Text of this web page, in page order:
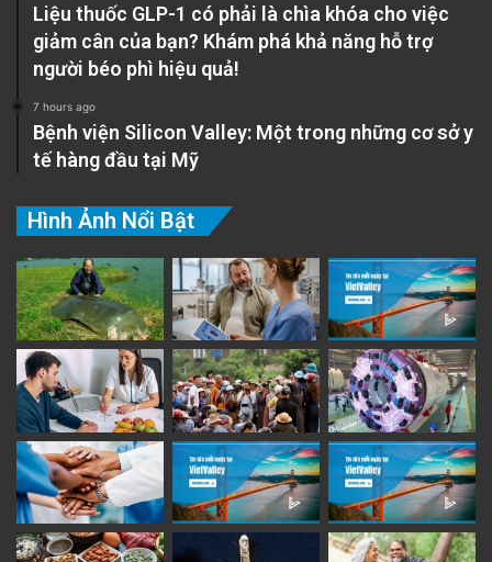
Liệu thuốc GLP-1 có phải là chìa khóa cho việc
giảm cân của bạn? Khám phá khả năng hỗ trợ
người béo phì hiệu quả!
7 hours ago
Bệnh viện Silicon Valley: Một trong những cơ sở y
tế hàng đầu tại Mỹ
Hình Ảnh Nổi Bật